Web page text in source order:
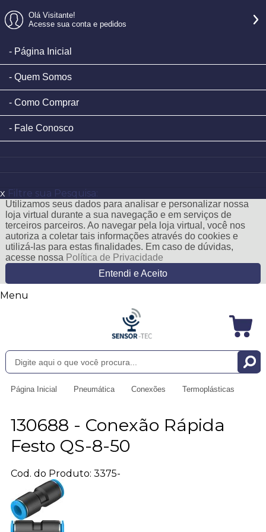
Olá Visitante!
Acesse sua conta e pedidos
Página Inicial
Quem Somos
Como Comprar
Fale Conosco
x Filtre sua Pesquisa:
Utilizamos seus dados para analisar e personalizar nossa
loja virtual durante a sua navegação e em serviços de
terceiros parceiros. Ao navegar pela loja virtual, você nos
autoriza a coletar tais informações através do cookies e
utilizá-las para estas finalidades. Em caso de dúvidas,
acesse nossa Política de Privacidade
Entendi e Aceito
Menu
Página Inicial Pneumática Conexões Termoplásticas
130688 - Conexão Rápida
Festo QS-8-50
Cod. do Produto: 3375-